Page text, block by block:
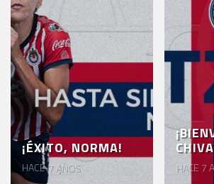
¡ÉXITO, NORMA!
HACE 7 AÑOS HACE 7